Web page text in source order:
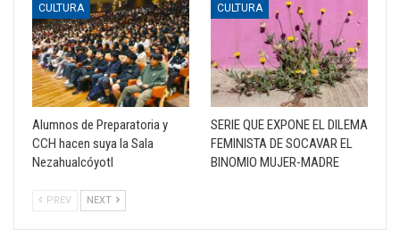
CULTURA
Alumnos de Preparatoria y
CCH hacen suya la Sala
Nezahualcóyotl
CULTURA
SERIE QUE EXPONE EL DILEMA
FEMINISTA DE SOCAVAR EL
BINOMIO MUJER-MADRE
PREV NEXT